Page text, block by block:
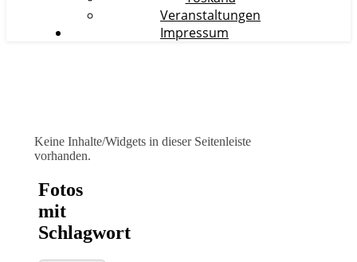
Veranstaltungen
Impressum
Keine Inhalte/Widgets in dieser Seitenleiste
vorhanden.
Fotos
mit
Schlagwort